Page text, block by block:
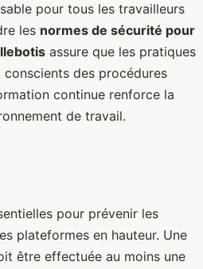
pour tous les travailleurs
les normes de sécurité pour
assure que les pratiques
des procédures
continue renforce la
de travail.
pour prévenir les
plateformes en hauteur. Une
être effectuée au moins une